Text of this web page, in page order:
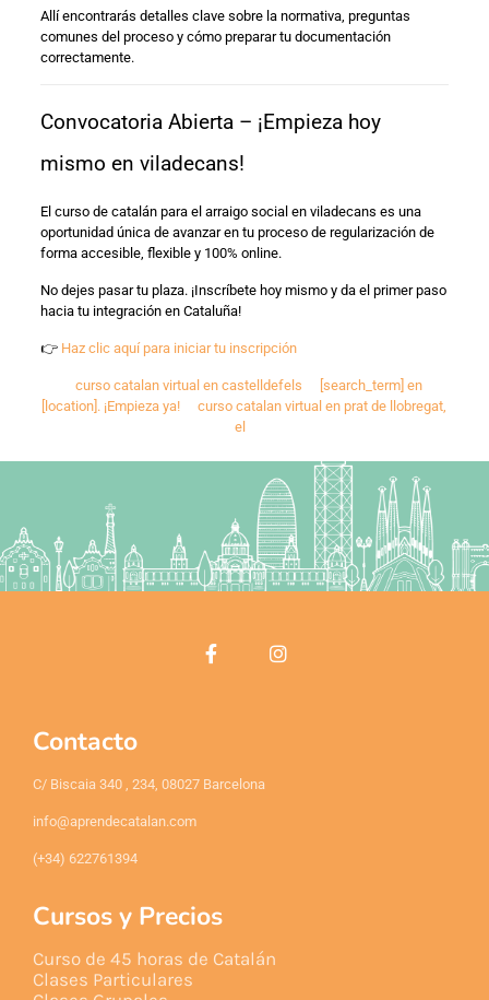
Allí encontrarás detalles clave sobre la normativa, preguntas
comunes del proceso y cómo preparar tu documentación
correctamente.
Convocatoria Abierta – ¡Empieza hoy
mismo en viladecans!
El curso de catalán para el arraigo social en viladecans es una
oportunidad única de avanzar en tu proceso de regularización de
forma accesible, flexible y 100% online.
No dejes pasar tu plaza. ¡Inscríbete hoy mismo y da el primer paso
hacia tu integración en Cataluña!
👉 Haz clic aquí para iniciar tu inscripción
curso catalan virtual en castelldefels
[search_term] en
[location]. ¡Empieza ya!
curso catalan virtual en prat de llobregat,
el
Contacto
C/ Biscaia 340 , 234, 08027 Barcelona
info@aprendecatalan.com
(+34) 622761394
Cursos y Precios
Curso de 45 horas de Catalán
Clases Particulares